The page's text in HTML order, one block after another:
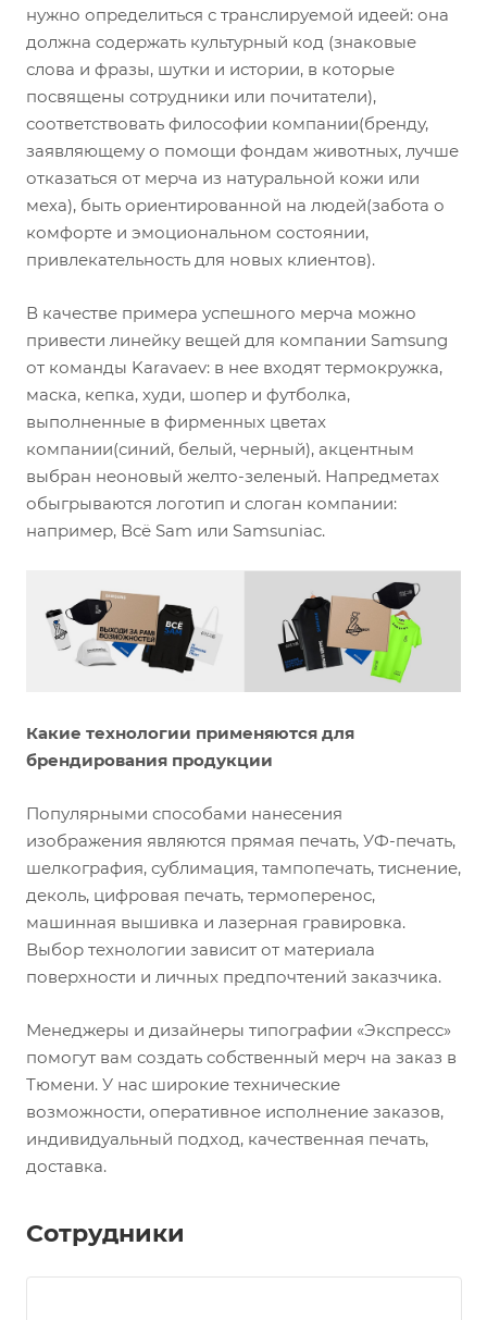
нужно определиться с транслируемой идеей: она
должна содержать культурный код (знаковые
слова и фразы, шутки и истории, в которые
посвящены сотрудники или почитатели),
соответствовать философии компании(бренду,
заявляющему о помощи фондам животных, лучше
отказаться от мерча из натуральной кожи или
меха), быть ориентированной на людей(забота о
комфорте и эмоциональном состоянии,
привлекательность для новых клиентов).
В качестве примера успешного мерча можно
привести линейку вещей для компании Samsung
от команды Karavaev: в нее входят термокружка,
маска, кепка, худи, шопер и футболка,
выполненные в фирменных цветах
компании(синий, белый, черный), акцентным
выбран неоновый желто-зеленый. Напредметах
обыгрываются логотип и слоган компании:
например, Всё Sam или Samsuniac.
Какие технологии применяются для
брендирования продукции
Популярными способами нанесения
изображения являются прямая печать, УФ-печать,
шелкография, сублимация, тампопечать, тиснение,
деколь, цифровая печать, термоперенос,
машинная вышивка и лазерная гравировка.
Выбор технологии зависит от материала
поверхности и личных предпочтений заказчика.
Менеджеры и дизайнеры типографии «Экспресс»
помогут вам создать собственный мерч на заказ в
Тюмени. У нас широкие технические
возможности, оперативное исполнение заказов,
индивидуальный подход, качественная печать,
доставка.
Сотрудники